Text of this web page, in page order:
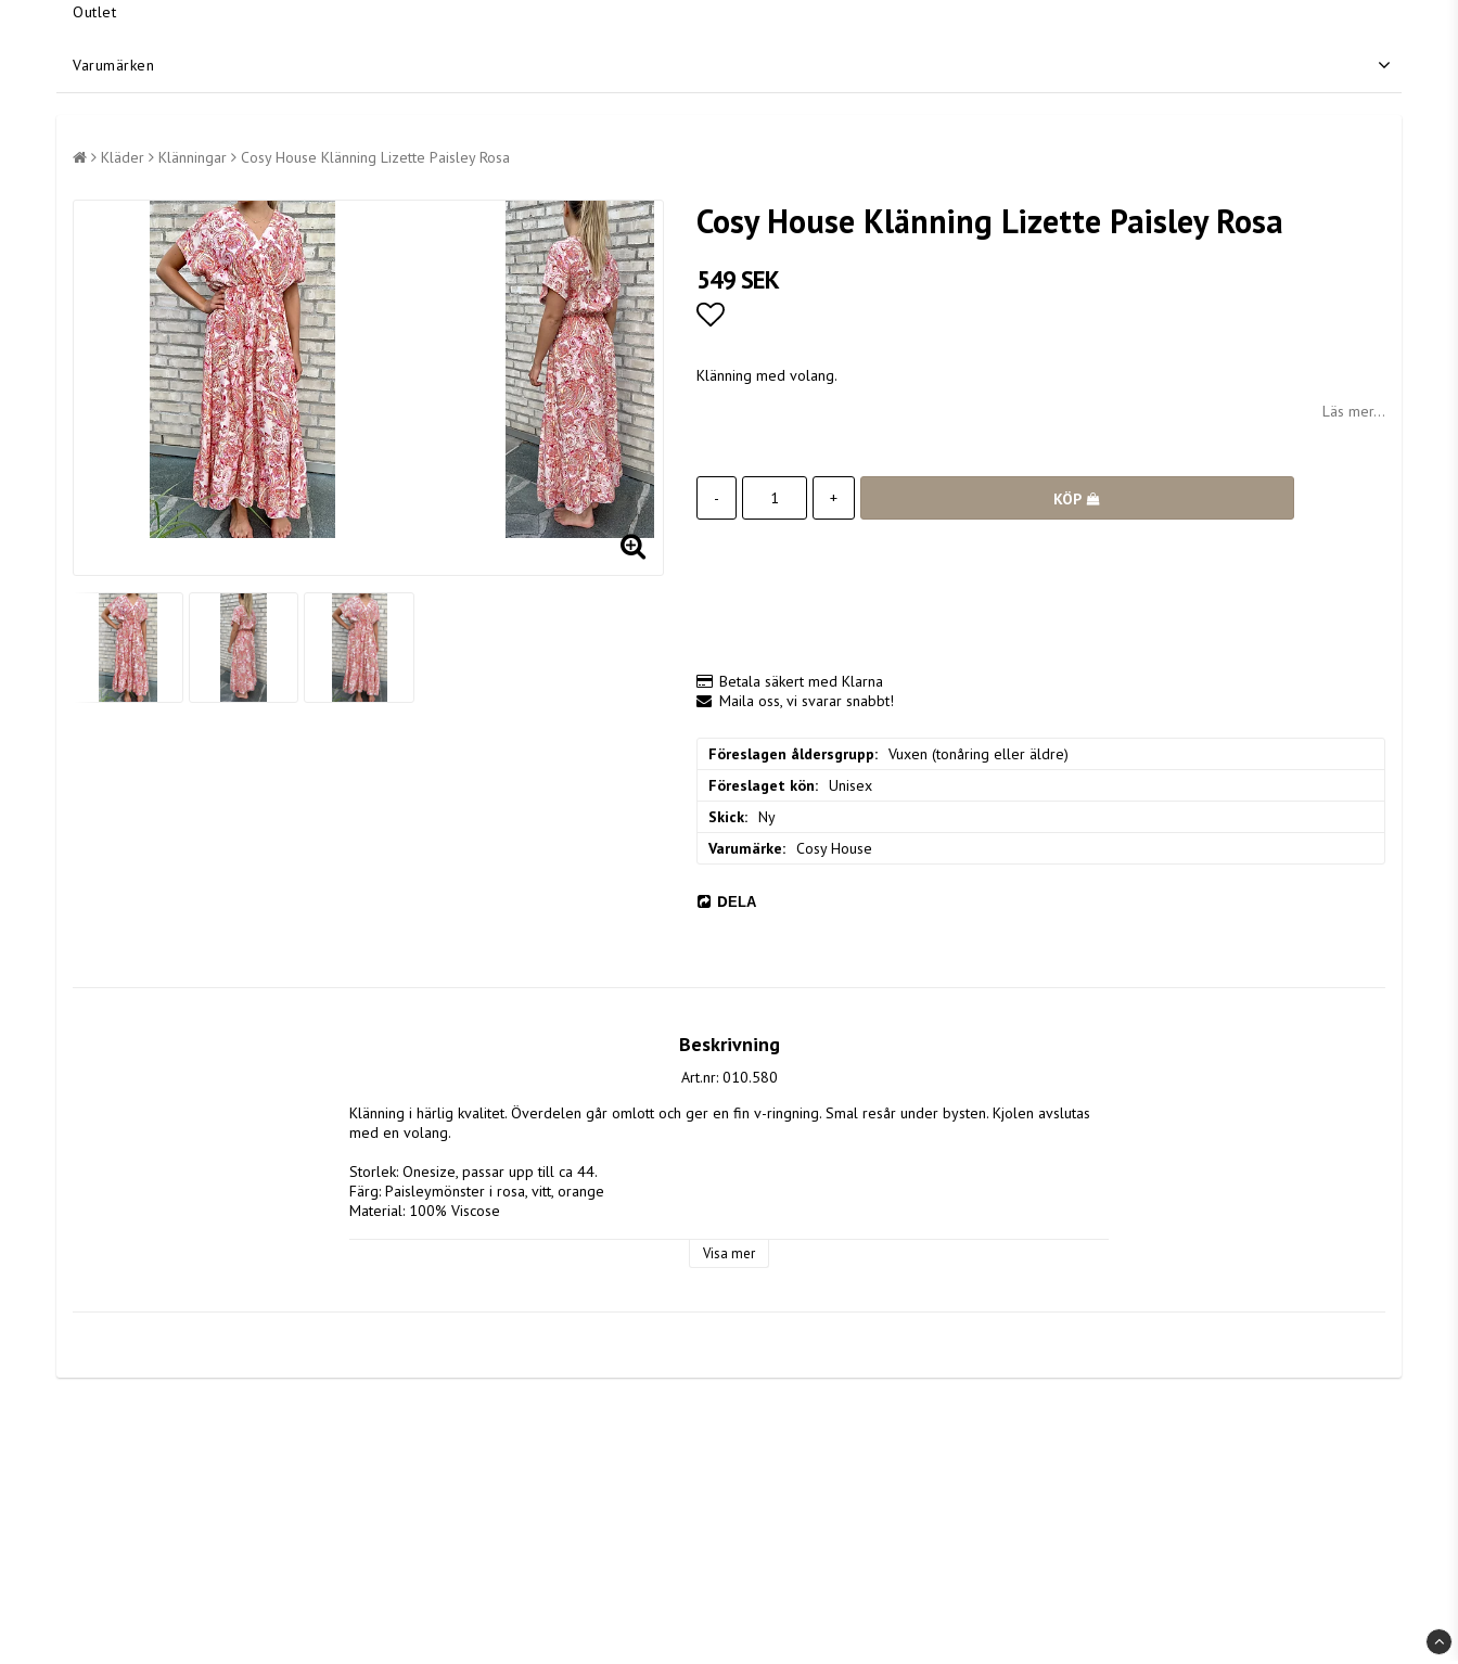
Outlet
Varumärken
Kläder Klänningar Cosy House Klänning Lizette Paisley Rosa
Cosy House Klänning Lizette Paisley Rosa
549 SEK
Klänning med volang.
Läs mer...
- + KÖP
Betala säkert med Klarna
Maila oss, vi svarar snabbt!
Föreslagen åldersgrupp
Vuxen (tonåring eller äldre)
Föreslaget kön
Unisex
Skick
Ny
Varumärke
Cosy House
DELA
Beskrivning
Art.nr: 010.580
Klänning i härlig kvalitet. Överdelen går omlott och ger en fin v-ringning. Smal resår under bysten. Kjolen avslutas
med en volang.
Storlek: Onesize, passar upp till ca 44.
Färg: Paisleymönster i rosa, vitt, orange
Material: 100% Viscose
Visa mer